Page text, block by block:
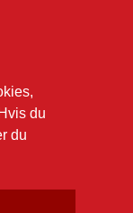
du
du